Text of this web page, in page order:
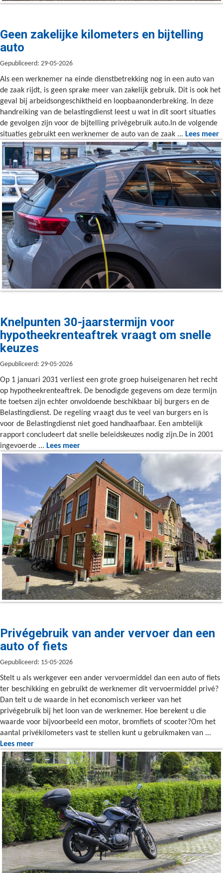
Geen zakelijke kilometers en bijtelling
auto
Gepubliceerd: 29-05-2026
Als een werknemer na einde dienstbetrekking nog in een auto van
de zaak rijdt, is geen sprake meer van zakelijk gebruik. Dit is ook het
geval bij arbeidsongeschiktheid en loopbaanonderbreking. In deze
handreiking van de belastingdienst leest u wat in dit soort situaties
de gevolgen zijn voor de bijtelling privégebruik auto.In de volgende
situaties gebruikt een werknemer de auto van de zaak ... Lees meer
Knelpunten 30-jaarstermijn voor
hypotheekrenteaftrek vraagt om snelle
keuzes
Gepubliceerd: 29-05-2026
Op 1 januari 2031 verliest een grote groep huiseigenaren het recht
op hypotheekrenteaftrek. De benodigde gegevens om deze termijn
te toetsen zijn echter onvoldoende beschikbaar bij burgers en de
Belastingdienst. De regeling vraagt dus te veel van burgers en is
voor de Belastingdienst niet goed handhaafbaar. Een ambtelijk
rapport concludeert dat snelle beleidskeuzes nodig zijn.De in 2001
ingevoerde ... Lees meer
Privégebruik van ander vervoer dan een
auto of fiets
Gepubliceerd: 15-05-2026
Stelt u als werkgever een ander vervoermiddel dan een auto of fiets
ter beschikking en gebruikt de werknemer dit vervoermiddel privé?
Dan telt u de waarde in het economisch verkeer van het
privégebruik bij het loon van de werknemer. Hoe berekent u die
waarde voor bijvoorbeeld een motor, bromfiets of scooter?Om het
aantal privékilometers vast te stellen kunt u gebruikmaken van ...
Lees meer